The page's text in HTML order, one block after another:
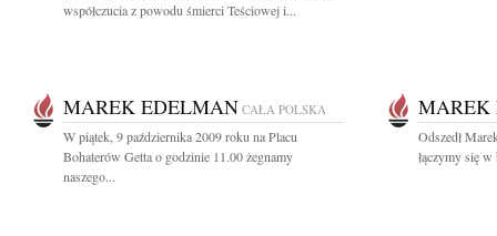
współczucia z powodu śmierci Teściowej i...
MAREK EDELMAN CAŁA POLSKA
W piątek, 9 października 2009 roku na Placu
Bohaterów Getta o godzinie 11.00 żegnamy
naszego...
MAREK
Odszedł
łączymy się